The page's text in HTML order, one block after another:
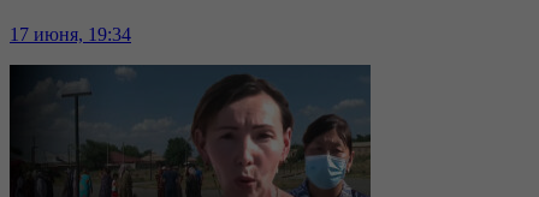
17 июня, 19:34